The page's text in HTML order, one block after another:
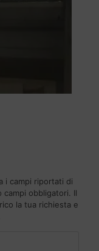
i campi riportati di
obbligatori. Il
la tua richiesta e